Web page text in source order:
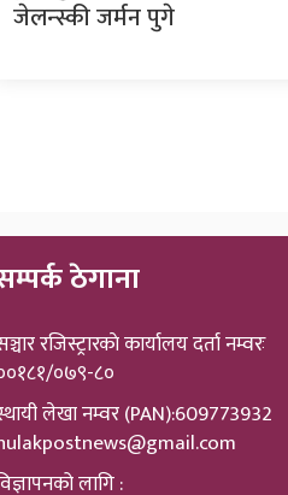
जेलन्स्की जर्मन पुगे
ठेगाना
रजिस्ट्रारकाे कार्यालय दर्ता नम्वरः
०७९-८०
लेखा नम्वर (PAN):609773932
लागि :